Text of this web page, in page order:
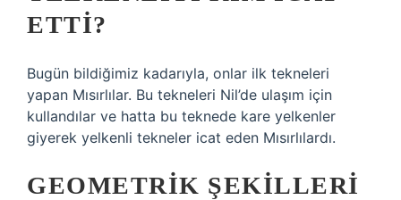
ETTI?
Bugün bildiğimiz kadarıyla, onlar ilk tekneleri
yapan Mısırlılar. Bu tekneleri Nil’de ulaşım için
kullandılar ve hatta bu teknede kare yelkenler
giyerek yelkenli tekneler icat eden Mısırlılardı.
GEOMETRIK ŞEKILLERI